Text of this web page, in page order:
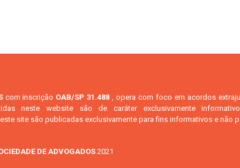
com inscrição OAB/SP 31.488 , opera com foco em acordos
neste website são de caráter exclusivamente
site são publicadas exclusivamente para fins informativos e
DE ADVOGADOS 2021